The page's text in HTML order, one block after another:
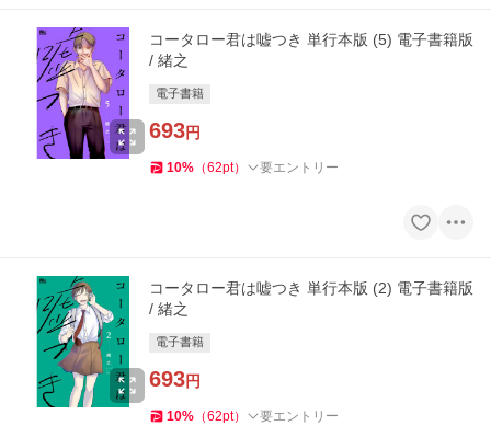
コータロー君は嘘つき 単行本版 (5) 電子書籍版
/ 緒之
電子書籍
693円
10% （62pt） 要エントリー
コータロー君は嘘つき 単行本版 (2) 電子書籍版
/ 緒之
電子書籍
693円
10% （62pt） 要エントリー